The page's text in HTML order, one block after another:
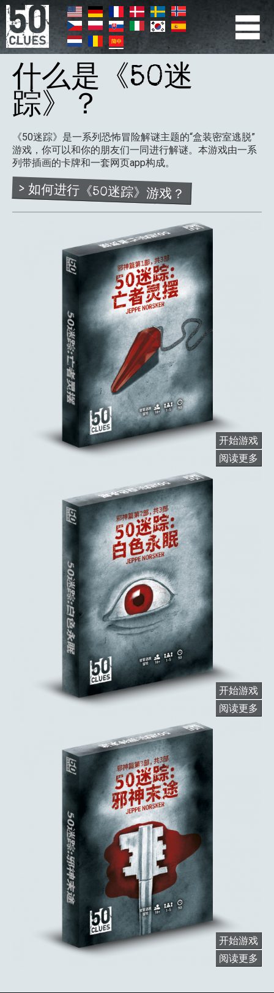
跳
转
到
主
要
PRIMÆR
NAVIGATION
什么是《50迷
踪》？
《50迷踪》是一系列恐怖冒险解谜主题的“盒装密室逃脱”
游戏，你可以和你的朋友们一同进行解谜。本游戏由一系
列带插画的卡牌和一套网页app构成。
> 如何进行《50迷踪》游戏？
开始游戏
阅读更多
开始游戏
阅读更多
开始游戏
阅读更多